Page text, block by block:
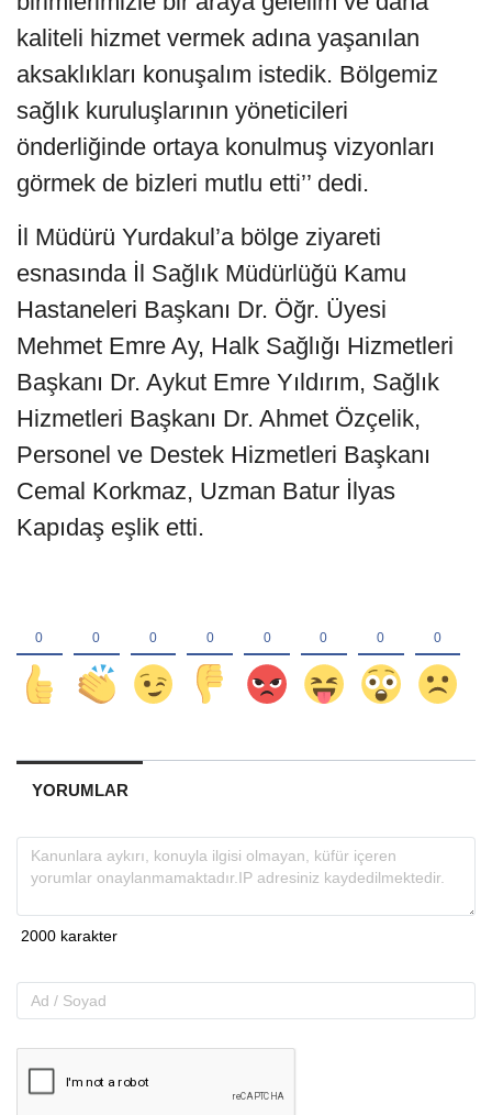
kaliteli hizmet vermek adına yaşanılan
aksaklıkları konuşalım istedik. Bölgemiz
sağlık kuruluşlarının yöneticileri
önderliğinde ortaya konulmuş vizyonları
görmek de bizleri mutlu etti’’ dedi.
İl Müdürü Yurdakul’a bölge ziyareti
esnasında İl Sağlık Müdürlüğü Kamu
Hastaneleri Başkanı Dr. Öğr. Üyesi
Mehmet Emre Ay, Halk Sağlığı Hizmetleri
Başkanı Dr. Aykut Emre Yıldırım, Sağlık
Hizmetleri Başkanı Dr. Ahmet Özçelik,
Personel ve Destek Hizmetleri Başkanı
Cemal Korkmaz, Uzman Batur İlyas
Kapıdaş eşlik etti.
YORUMLAR